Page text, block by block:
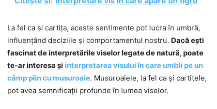
La fel ca și cartița, aceste sentimente pot lucra în umbră,
influențând deciziile și comportamentul nostru. Dacă ești
fascinat de interpretările viselor legate de natură, poate
te-ar interesa și interpretarea visului în care umbli pe un
câmp plin cu musuroaie. Musuroaiele, la fel ca și cartițele,
pot avea semnificații profunde în lumea viselor.